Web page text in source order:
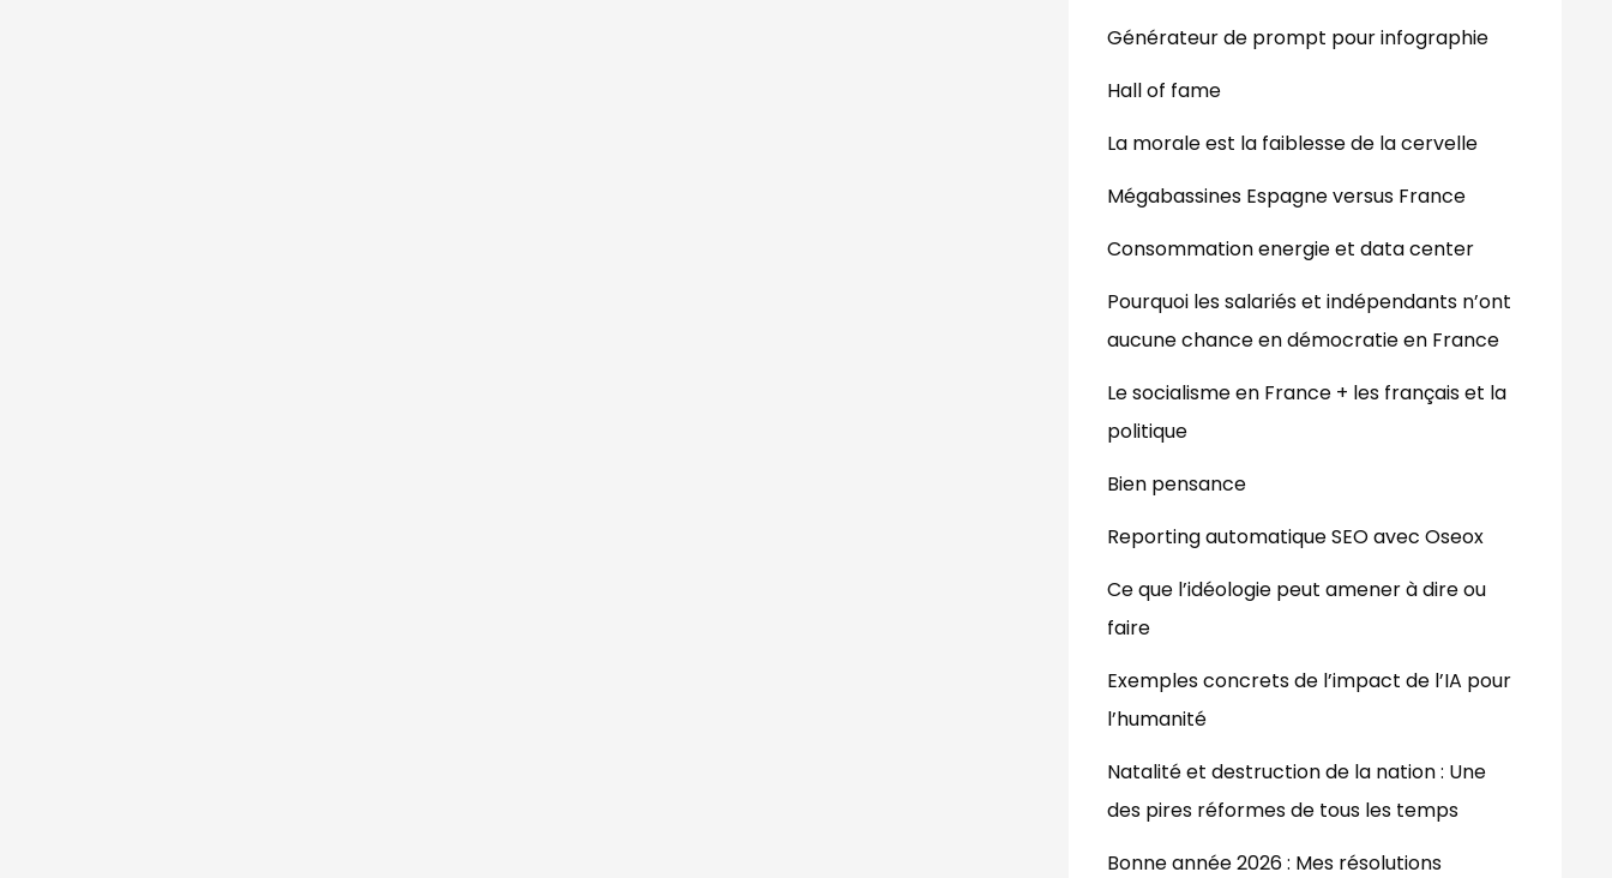
Générateur de prompt pour infographie
Hall of fame
La morale est la faiblesse de la cervelle
Mégabassines Espagne versus France
Consommation energie et data center
Pourquoi les salariés et indépendants n’ont
aucune chance en démocratie en France
Le socialisme en France + les français et la
politique
Bien pensance
Reporting automatique SEO avec Oseox
Ce que l’idéologie peut amener à dire ou
faire
Exemples concrets de l’impact de l’IA pour
l’humanité
Natalité et destruction de la nation : Une
des pires réformes de tous les temps
Bonne année 2026 : Mes résolutions